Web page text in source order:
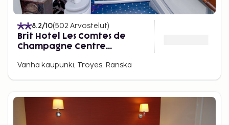
8.2/10(502 Arvostelut)
Brit Hotel Les Comtes de
Champagne Centre
Vanha kaupunki, Troyes, Ranska